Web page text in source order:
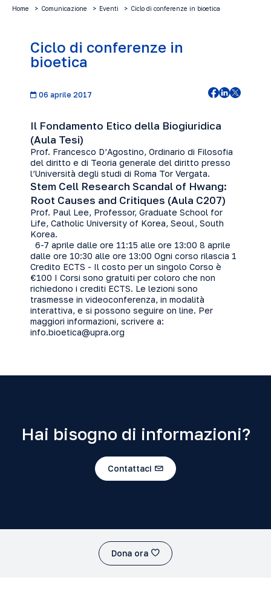
Home Comunicazione Eventi Ciclo di conferenze in bioetica
Ciclo di conferenze in
bioetica
06 aprile 2017
Il Fondamento Etico della Biogiuridica
(Aula Tesi)
Prof. Francesco D’Agostino, Ordinario di Filosofia
del diritto e di Teoria generale del diritto presso
l’Università degli studi di Roma Tor Vergata.
Stem Cell Research Scandal of Hwang:
Root Causes and Critiques (Aula C207)
Prof. Paul Lee, Professor, Graduate School for
Life, Catholic University of Korea, Seoul, South
Korea.
6-7 aprile dalle ore 11:15 alle ore 13:00 8 aprile
dalle ore 10:30 alle ore 13:00 Ogni corso rilascia 1
Credito ECTS - Il costo per un singolo Corso è
€100 I Corsi sono gratuiti per coloro che non
richiedono i crediti ECTS. Le lezioni sono
trasmesse in videoconferenza, in modalità
interattiva, e si possono seguire on line. Per
maggiori informazioni, scrivere a:
info.bioetica@upra.org
Hai bisogno di informazioni?
Contattaci
Dona ora